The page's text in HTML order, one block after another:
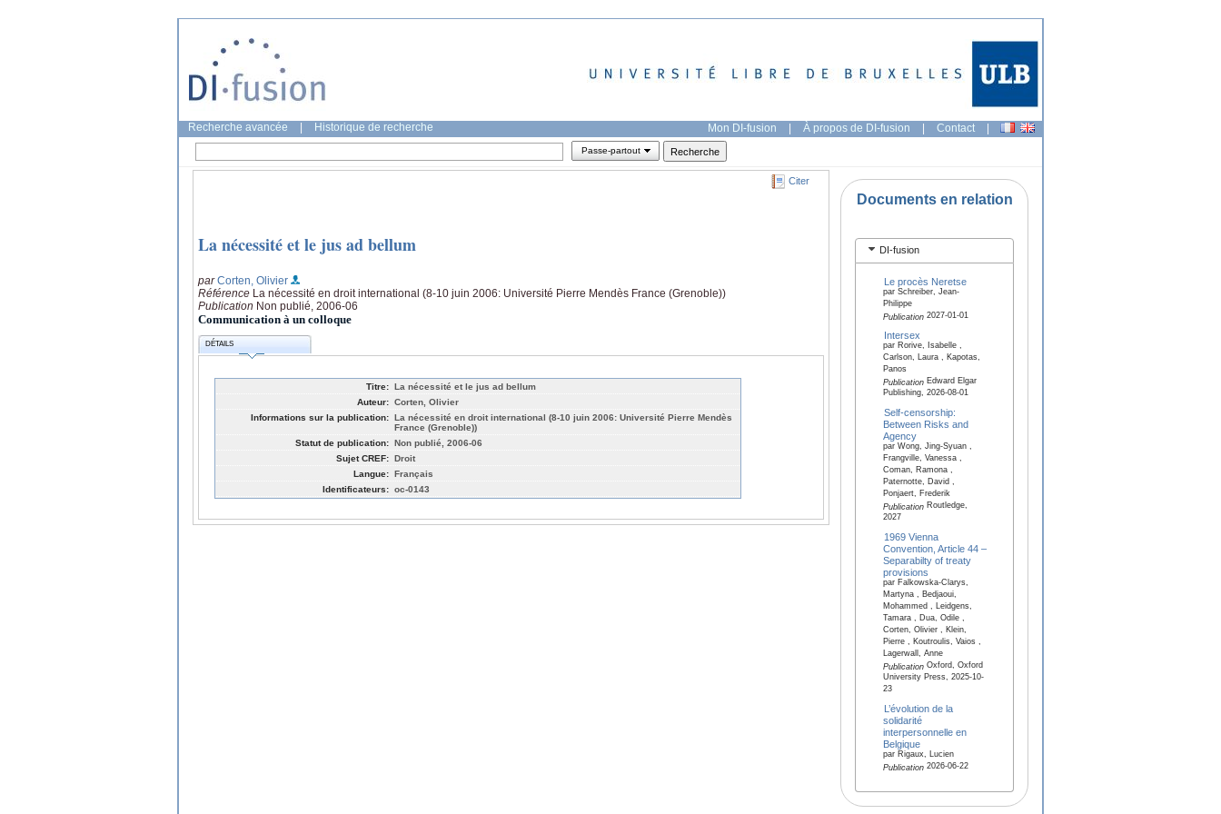
Recherche avancée Historique de recherche Mon DI-fusion | À propos de DI-fusion | Contact |
Passe-partout
Citer
La nécessité et le jus ad bellum
parCorten, Olivier
Référence La nécessité en droit international (8-10 juin 2006: Université Pierre Mendès France (Grenoble))
Publication Non publié, 2006-06
Communication à un colloque
DÉTAILS
Titre: La nécessité et le jus ad bellum
Auteur: Corten, Olivier
Informations sur la publication: La nécessité en droit international (8-10 juin 2006: Université Pierre Mendès
France (Grenoble))
Statut de publication: Non publié, 2006-06
Sujet CREF: Droit
Langue: Français
Identificateurs: oc-0143
Documents en relation
DI-fusion
Le procès Neretse
par Schreiber, Jean-
Philippe
Publication2027-01-01
Intersex
par Rorive, Isabelle ,
Carlson, Laura , Kapotas,
Panos
PublicationEdward Elgar
Publishing, 2026-08-01
Self-censorship:
Between Risks and
Agency
par Wong, Jing-Syuan ,
Frangville, Vanessa ,
Coman, Ramona ,
Paternotte, David ,
Ponjaert, Frederik
PublicationRoutledge,
2027
1969 Vienna
Convention, Article 44 –
Separabilty of treaty
provisions
par Falkowska-Clarys,
Martyna , Bedjaoui,
Mohammed , Leidgens,
Tamara , Dua, Odile ,
Corten, Olivier , Klein,
Pierre , Koutroulis, Vaios ,
Lagerwall, Anne
PublicationOxford, Oxford
University Press, 2025-10-
23
L’évolution de la
solidarité
interpersonnelle en
Belgique
par Rigaux, Lucien
Publication2026-06-22